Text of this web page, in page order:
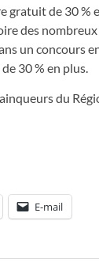
gratuit de 30
des
un concours
30 % en plus.
du
E-mail